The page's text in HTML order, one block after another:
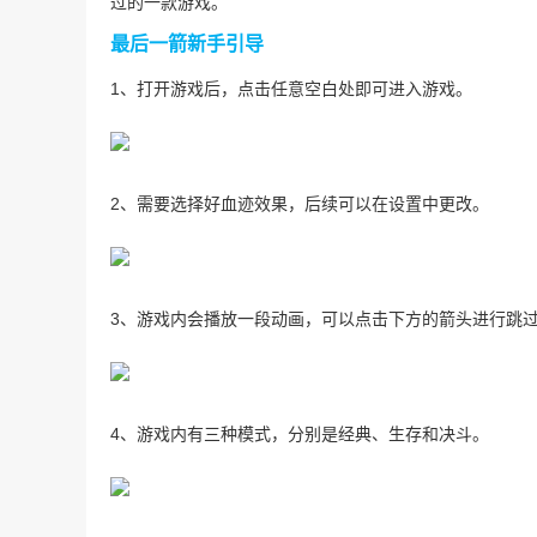
最后一箭新手引导
1、打开游戏后，点击任意空白处即可进入游戏。
2、需要选择好血迹效果，后续可以在设置中更改。
3、游戏内会播放一段动画，可以点击下方的箭头进行跳
4、游戏内有三种模式，分别是经典、生存和决斗。